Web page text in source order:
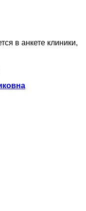
в анкете клиники,